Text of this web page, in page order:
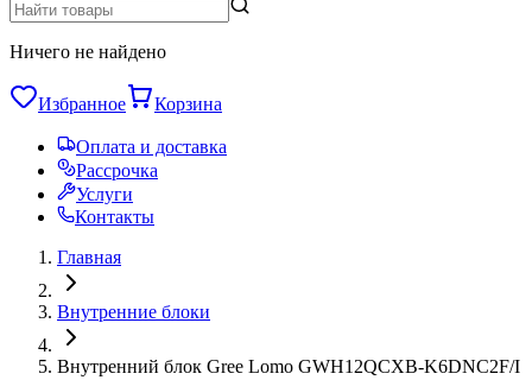
Ничего не найдено
Избранное Корзина
Оплата и доставка
Рассрочка
Услуги
Контакты
Главная
Внутренние блоки
Внутренний блок Gree Lomo GWH12QCXB-K6DNC2F/I